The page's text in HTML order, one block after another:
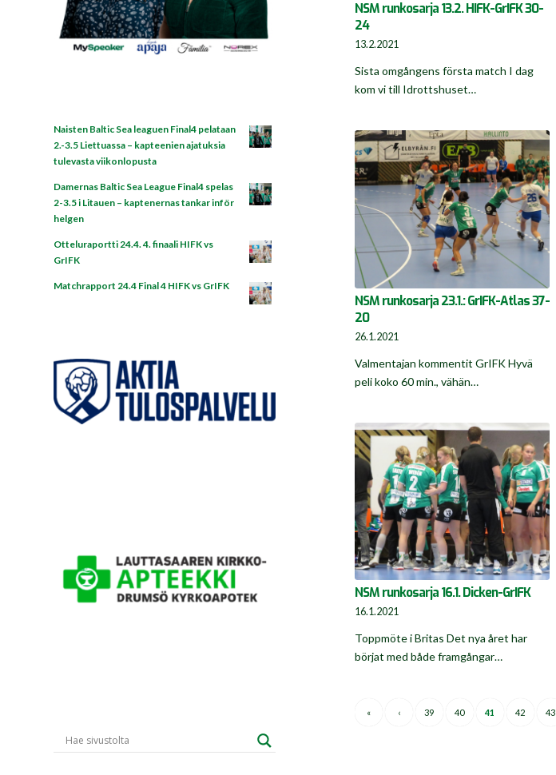
NSM runkosarja 13.2. HIFK-GrIFK 30-
24
13.2.2021
Sista omgångens första match I dag
kom vi till Idrottshuset…
NSM runkosarja 23.1.: GrIFK-Atlas 37-
20
26.1.2021
Valmentajan kommentit GrIFK Hyvä
peli koko 60 min., vähän…
NSM runkosarja 16.1. Dicken-GrIFK
16.1.2021
Toppmöte i Britas Det nya året har
börjat med både framgångar…
« ‹ 39 40 41 42 43
Naisten Baltic Sea leaguen Final4 pelataan
2.-3.5 Liettuassa – kapteenien ajatuksia
tulevasta viikonlopusta
Damernas Baltic Sea League Final4 spelas
2-3.5 i Litauen – kaptenernas tankar inför
helgen
Otteluraportti 24.4. 4. finaali HIFK vs
GrIFK
Matchrapport 24.4 Final 4 HIFK vs GrIFK